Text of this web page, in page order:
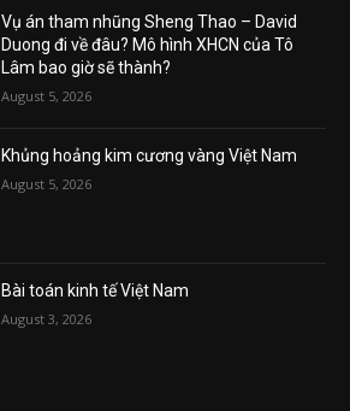
Vụ án tham nhũng Sheng Thao – David
Duong đi về đâu? Mô hình XHCN của Tô
Lâm bao giờ sẽ thành?
August 5, 2026
Khủng hoảng kim cương vàng Việt Nam
August 5, 2026
Bài toán kinh tế Việt Nam
August 3, 2026